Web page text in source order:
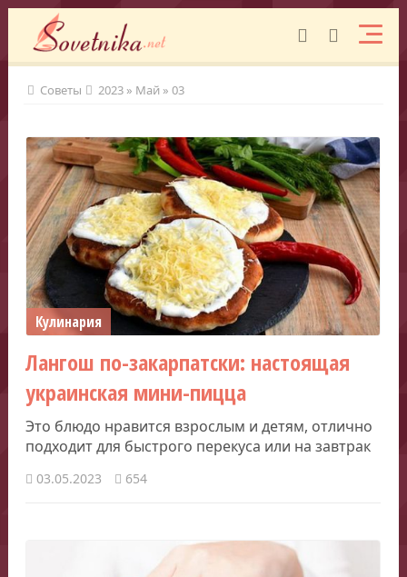
Советы 2023 » Май » 03
Кулинария
Лангош по-закарпатски: настоящая
украинская мини-пицца
Это блюдо нравится взрослым и детям, отлично
подходит для быстрого перекуса или на завтрак
03.05.2023 654